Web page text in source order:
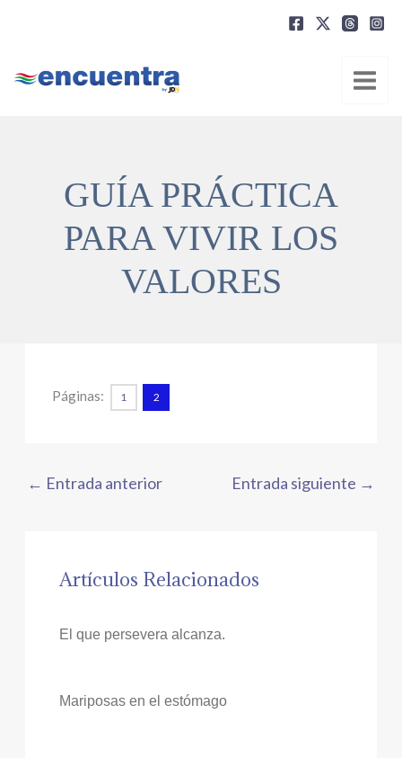
GUÍA PRÁCTICA
PARA VIVIR LOS
VALORES
Páginas: 1 2
← Entrada anterior Entrada siguiente →
Artículos Relacionados
El que persevera alcanza.
Mariposas en el estómago